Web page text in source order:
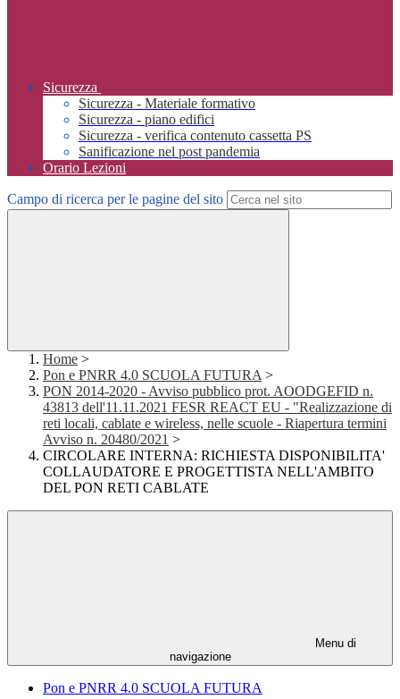
Sicurezza
Sicurezza - Materiale formativo
Sicurezza - piano edifici
Sicurezza - verifica contenuto cassetta PS
Sanificazione nel post pandemia
Orario Lezioni
Campo di ricerca per le pagine del sito
Home >
Pon e PNRR 4.0 SCUOLA FUTURA >
PON 2014-2020 - Avviso pubblico prot. AOODGEFID n.
43813 dell'11.11.2021 FESR REACT EU - "Realizzazione di
reti locali, cablate e wireless, nelle scuole - Riapertura termini
Avviso n. 20480/2021 >
CIRCOLARE INTERNA: RICHIESTA DISPONIBILITA'
COLLAUDATORE E PROGETTISTA NELL'AMBITO
DEL PON RETI CABLATE
Menu di
navigazione
Pon e PNRR 4.0 SCUOLA FUTURA